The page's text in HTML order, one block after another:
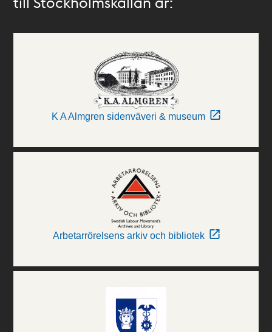
K A Almgren sidenväveri & museum
Arbetarrörelsens arkiv och bibliotek